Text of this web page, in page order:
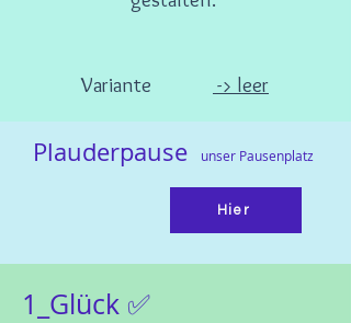
Variante -> leer
Plauderpause unser Pausenplatz
Hier
1_Glück ✅